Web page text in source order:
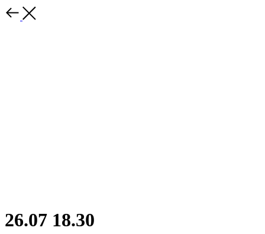
26.07 18.30